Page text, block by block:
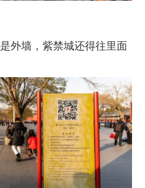
外墙，紫禁城还得往里面